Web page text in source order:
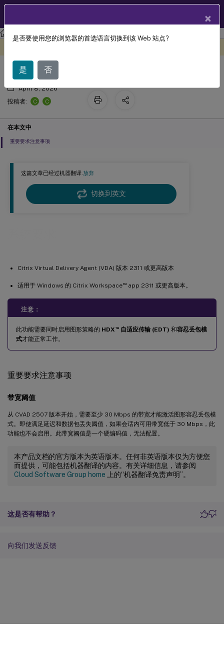
Citrix Virtual Apps and Desktops7 2511 Thinwire
这篇文章已经过机器翻译.放弃
切换到英文
Citrix Virtual Delivery Agent (VDA) 版本 2311 或更高版本
适用于 Windows 的 Citrix Workspace™app 2311 或更高版本。
注意：
此功能需要同时启用图形策略的 HDX ™自适应传输 (EDT) 和容忍丢包模
式才能正常工作。
重要要求注意事项
带宽阈值
从 CVAD 2507 版本开始，需要至少 30 Mbps 的带宽才能激活图形容忍丢包模
式。即使满足延迟和数据包丢失阈值，如果会话内可用带宽低于 30 Mbps，此
功能也不会启用。此带宽阈值是一个硬编码值，无法配置。
本产品文档的官方版本为英语版本。任何非英语版本仅为方便您
而提供，可能包括机器翻译的内容。有关详细信息，请参阅
Cloud Software Group home 上的“机器翻译免责声明”。
这是否有帮助？
向我们发送反馈
系统要求
April 8, 2026
投稿者:
C C
在本文中
重要要求注意事项
×
是否要使用您的浏览器的首选语言切换到该 Web 站点?
是 否